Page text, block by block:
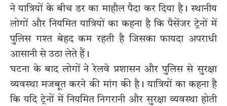
ने यात्रियों के बीच डर का माहौल पैदा कर दिया है। स्थानीय
लोगों और नियमित यात्रियों का कहना है कि पैसेंजर ट्रेनों में
पुलिस गश्त बेहद कम रहती है जिसका फायदा अपराधी
आसानी से उठा लेते हैं।
घटना के बाद लोगों ने रेलवे प्रशासन और पुलिस से सुरक्षा
व्यवस्था मजबूत करने की मांग की है। यात्रियों का कहना है
कि यदि ट्रेनों में नियमित निगरानी और सुरक्षा व्यवस्था होती